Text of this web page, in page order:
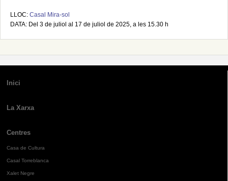
LLOC: Casal Mira-sol
DATA: Del 3 de juliol al 17 de juliol de 2025, a les 15.30 h
Inici
La Xarxa
Centres
Casa de Cultura
Casal Torreblanca
Xalet Negre